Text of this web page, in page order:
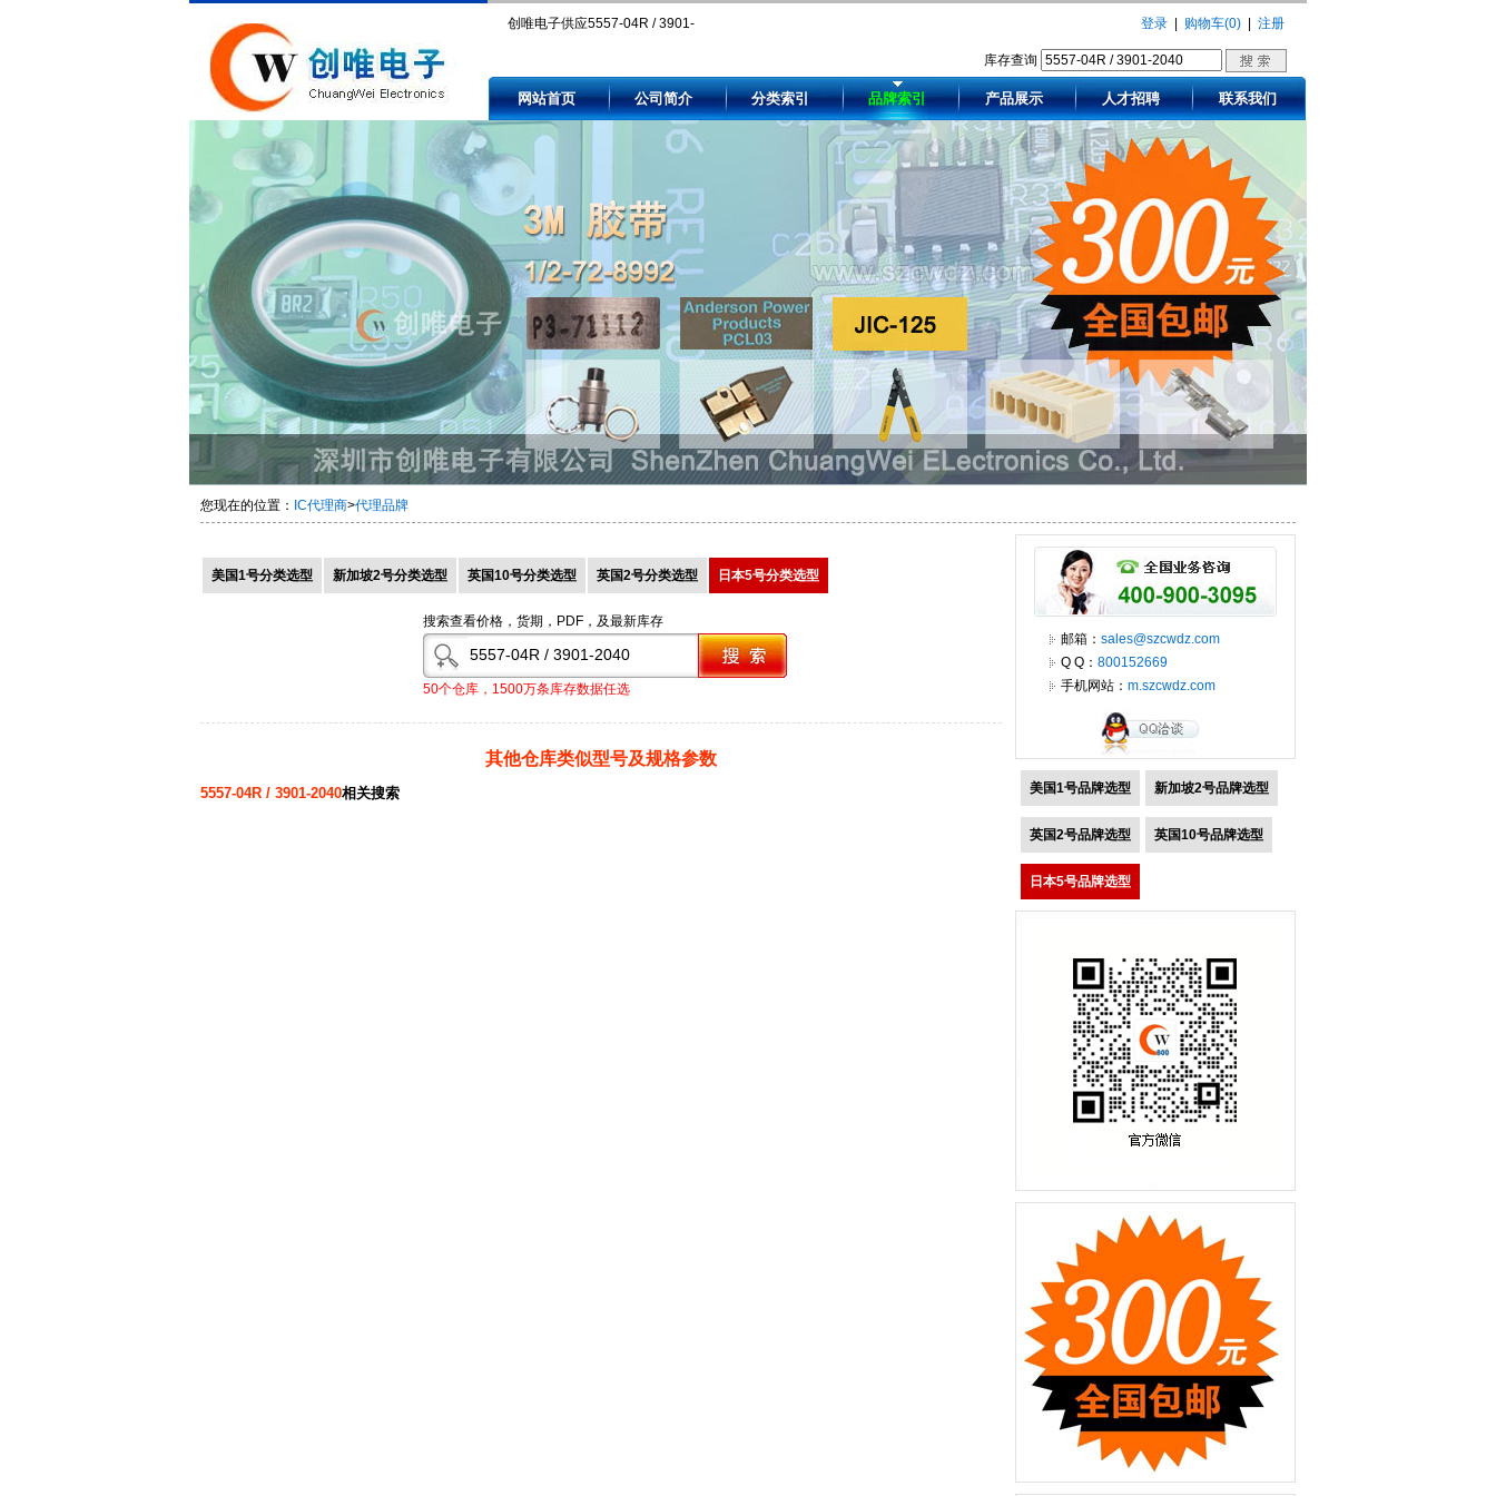
创唯电子供应5557-04R / 3901-
2040 price and availability by
authorized and independent
electronic component distributors.
登录 购物车(0) 注册
库存查询
网站首页 公司简介 分类索引 品牌索引 产品展示 人才招聘 联系我们
您现在的位置： IC代理商>代理品牌
美国1号分类选型 新加坡2号分类选型 英国10号分类选型 英国2号分类选型 日本5号分类选型
搜索查看价格，货期，PDF，及最新库存
50个仓库，1500万条库存数据任选
其他仓库类似型号及规格参数
5557-04R / 3901-2040相关搜索
邮箱： sales@szcwdz.com
Q Q： 800152669
手机网站： m.szcwdz.com
美国1号品牌选型 新加坡2号品牌选型
英国2号品牌选型 英国10号品牌选型
日本5号品牌选型